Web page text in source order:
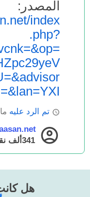
المصدر:
index
.php?
تم الرد عليه
341ألف
هل